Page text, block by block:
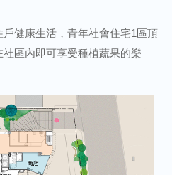
健康生活，青年社會住宅1區頂
區內即可享受種植蔬果的樂